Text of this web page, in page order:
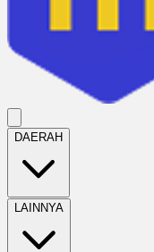
DAERAH
LAINNYA